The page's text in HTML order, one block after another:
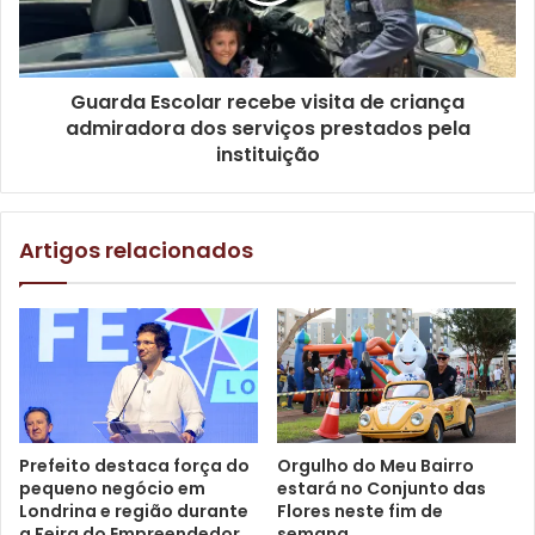
Outra importante iniciativa desenvolvida em março foi a
instalação, na avenida Tiradentes, nas proximidades da
empresa Cacique Solúvel, de um ponto de retorno
semaforizado. A intervenção teve como objetivo facilitar o
Combustíveis e à Estação Ferroviária da América Latina
Logística (ALL).
Guarda Escolar recebe visita de criança
admiradora dos serviços prestados pela
instituição
Artigos relacionados
Prefeito destaca força do
pequeno negócio em
Londrina e região durante
Orgulho do Meu Bairro
estará no Conjunto das
Flores neste fim de